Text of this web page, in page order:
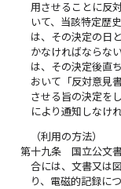
用させることに反
いて、当該特定歴
は、その決定の日
かなければならな
は、その決定後直
おいて「反対意見
させる旨の決定を
により通知しなけ
（利用の方法）
第十九条
国立公文
合には、文書又は
り、電磁的記録に